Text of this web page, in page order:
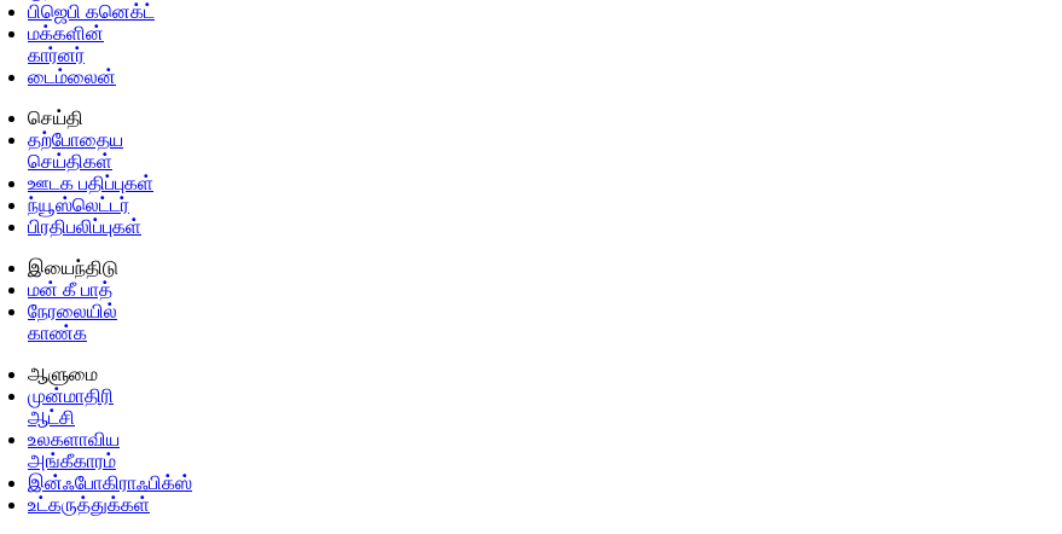
பிஜெபி கனெக்ட்
மக்களின்
கார்னர்
டைம்லைன்
செய்தி
தற்போதைய
செய்திகள்
ஊடக பதிப்புகள்
ந்யூஸ்லெட்டர்
பிரதிபலிப்புகள்
இயைந்திடு
மன் கீ பாத்
நேரலையில்
காண்க
ஆளுமை
முன்மாதிரி
ஆட்சி
உலகளாவிய
அங்கீகாரம்
இன்ஃபோகிராஃபிக்ஸ்
உட்கருத்துக்கள்